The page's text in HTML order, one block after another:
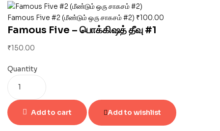
Famous Five #2 (மீண்டும் ஒரு சாகசம் #2) ₹100.00
Famous Five – பொக்கிஷத் தீவு #1
₹150.00
Quantity
Add to cart Add to wishlist